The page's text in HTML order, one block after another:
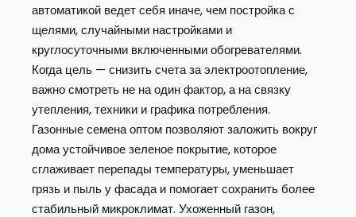
автоматикой ведет себя иначе, чем постройка с
щелями, случайными настройками и
круглосуточными включенными обогревателями.
Когда цель — снизить счета за электроотопление,
важно смотреть не на один фактор, а на связку
утепления, техники и графика потребления.
Газонные семена оптом позволяют заложить вокруг
дома устойчивое зеленое покрытие, которое
сглаживает перепады температуры, уменьшает
грязь и пыль у фасада и помогает сохранить более
стабильный микроклимат. Ухоженный газон,